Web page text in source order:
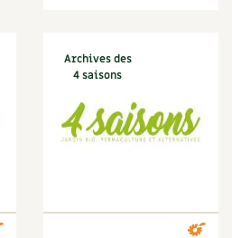
Archives des
4 saisons